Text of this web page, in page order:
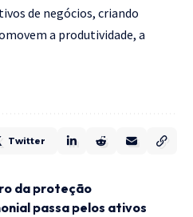
de negócios, criando
a produtividade, a
Twitter
da proteção
passa pelos ativos